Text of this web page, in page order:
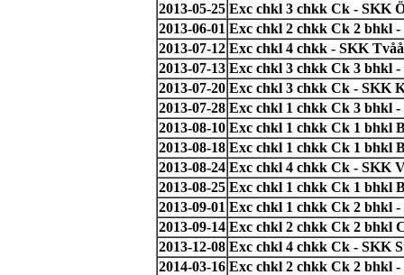
2013-05-25 Exc chkl 3 chkk Ck - SKK
2013-06-01 Exc chkl 2 chkk Ck 2 bhkl
2013-07-12 Exc chkl 4 chkk - SKK
2013-07-13 Exc chkl 3 chkk Ck 3 bhkl
2013-07-20 Exc chkl 3 chkk Ck - SKK
2013-07-28 Exc chkl 1 chkk Ck 3 bhkl
2013-08-10 Exc chkl 1 chkk Ck 1 bhkl
2013-08-18 Exc chkl 1 chkk Ck 1 bhkl
2013-08-24 Exc chkl 4 chkk Ck - SKK
2013-08-25 Exc chkl 1 chkk Ck 1 bhkl
2013-09-01 Exc chkl 1 chkk Ck 2 bhkl
2013-09-14 Exc chkl 2 chkk Ck 2 bhkl
2013-12-08 Exc chkl 4 chkk Ck - SKK
2014-03-16 Exc chkl 2 chkk Ck 2 bhkl -